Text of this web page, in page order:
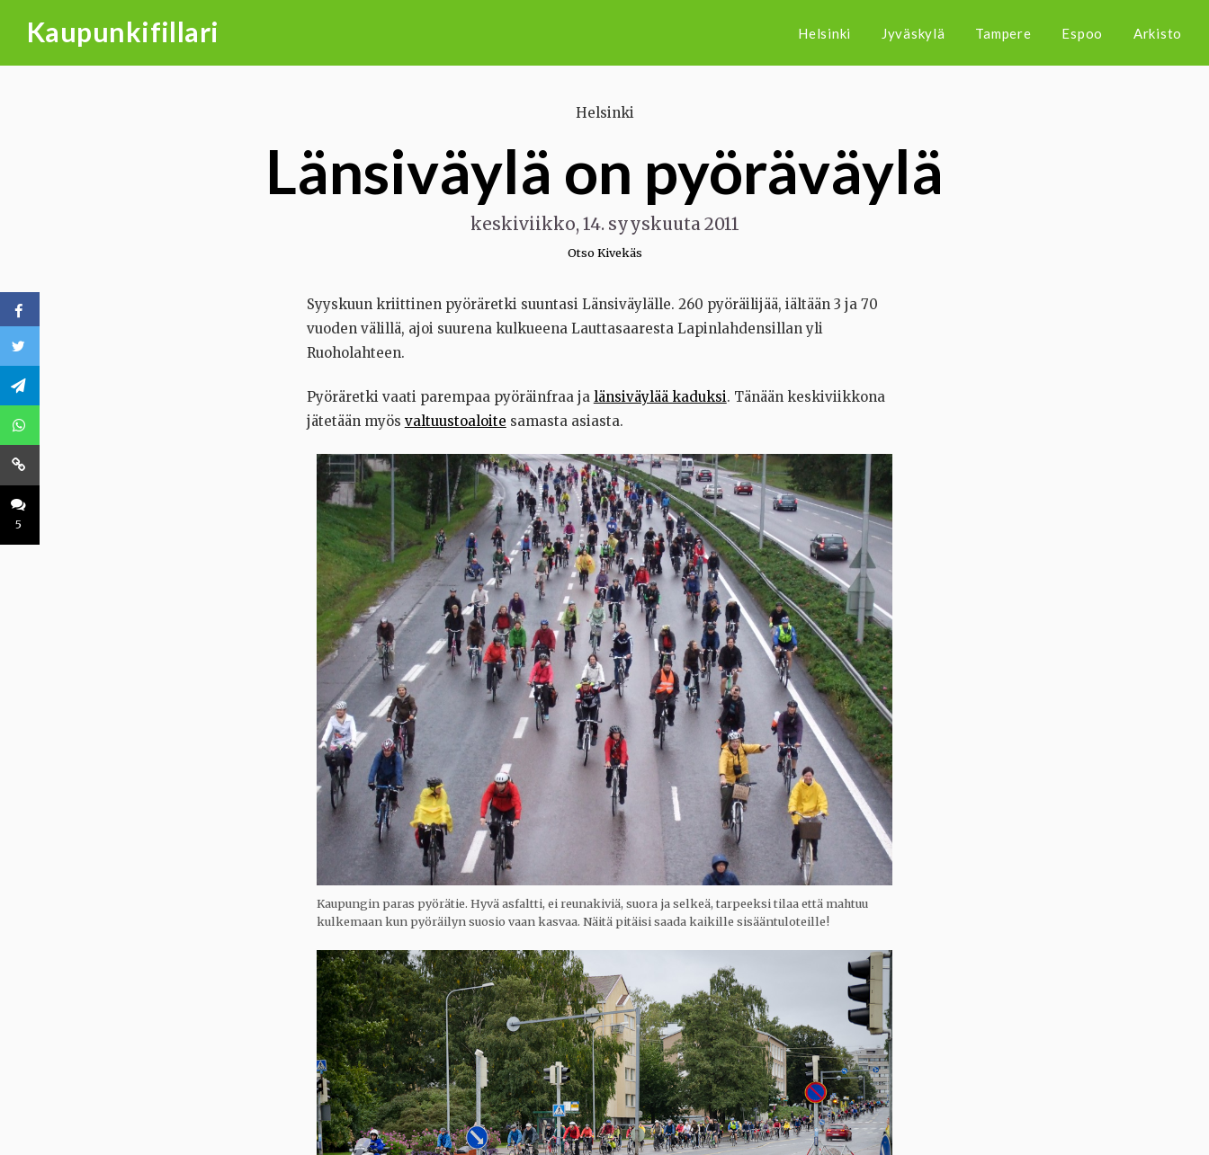
Kaupunkifillari Helsinki Jyväskylä Tampere Espoo Arkisto
Helsinki
Länsiväylä on pyöräväylä
keskiviikko, 14. syyskuuta 2011
Otso Kivekäs
5
Syyskuun kriittinen pyöräretki suuntasi Länsiväylälle. 260 pyöräilijää, iältään 3 ja 70
vuoden välillä, ajoi suurena kulkueena Lauttasaaresta Lapinlahdensillan yli
Ruoholahteen.
Pyöräretki vaati parempaa pyöräinfraa ja länsiväylää kaduksi. Tänään keskiviikkona
jätetään myös valtuustoaloite samasta asiasta.
Kaupungin paras pyörätie. Hyvä asfaltti, ei reunakiviä, suora ja selkeä, tarpeeksi tilaa että mahtuu
kulkemaan kun pyöräilyn suosio vaan kasvaa. Näitä pitäisi saada kaikille sisääntuloteille!